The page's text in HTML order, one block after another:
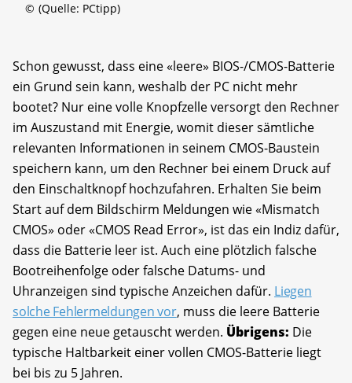
© (Quelle: PCtipp)
Schon gewusst, dass eine «leere» BIOS-/CMOS-Batterie
ein Grund sein kann, weshalb der PC nicht mehr
bootet? Nur eine volle Knopfzelle versorgt den Rechner
im Auszustand mit Energie, womit dieser sämtliche
relevanten Informationen in seinem CMOS-Baustein
speichern kann, um den Rechner bei einem Druck auf
den Einschaltknopf hochzufahren. Erhalten Sie beim
Start auf dem Bildschirm Meldungen wie «Mismatch
CMOS» oder «CMOS Read Error», ist das ein Indiz dafür,
dass die Batterie leer ist. Auch eine plötzlich falsche
Bootreihenfolge oder falsche Datums- und
Uhranzeigen sind typische Anzeichen dafür. Liegen
solche Fehlermeldungen vor, muss die leere Batterie
gegen eine neue getauscht werden. Übrigens: Die
typische Haltbarkeit einer vollen CMOS-Batterie liegt
bei bis zu 5 Jahren.